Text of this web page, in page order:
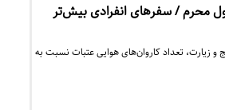
محرم / سفرهای انفرادی بیش‌تر
و زیارت، تعداد کاروان‌های هوایی عتبات نسبت به